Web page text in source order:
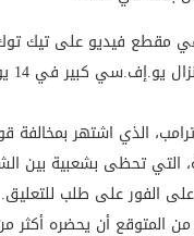
مقطع ​فيديو على تيك توك
في ​14 يونيو... ربما لن نهدمه أبدا".
الذي اشتهر بمخالفة
التي تحظى بشعبية بين
على الفور على طلب للتعليق.